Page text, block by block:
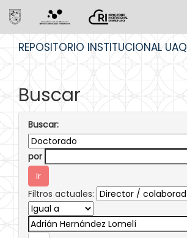
REPOSITORIO INSTITUCIONAL UAQ
Buscar
Buscar:
por
Filtros actuales: